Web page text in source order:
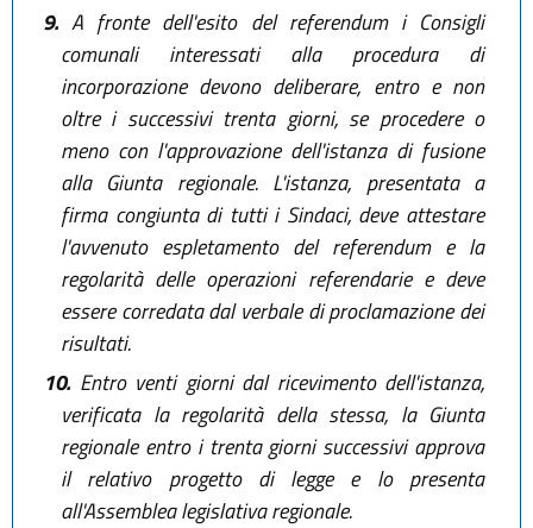
9.A fronte dell'esito del referendum i Consigli
comunali interessati alla procedura di
incorporazione devono deliberare, entro e non
oltre i successivi trenta giorni, se procedere o
meno con l'approvazione dell'istanza di fusione
alla Giunta regionale. L'istanza, presentata a
firma congiunta di tutti i Sindaci, deve attestare
l'avvenuto espletamento del referendum e la
regolarità delle operazioni referendarie e deve
essere corredata dal verbale di proclamazione dei
risultati.
10.Entro venti giorni dal ricevimento dell'istanza,
verificata la regolarità della stessa, la Giunta
regionale entro i trenta giorni successivi approva
il relativo progetto di legge e lo presenta
all'Assemblea legislativa regionale.